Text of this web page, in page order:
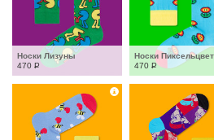
Носки Лизуны
470 Р
Носки Пиксельцвет
470 Р